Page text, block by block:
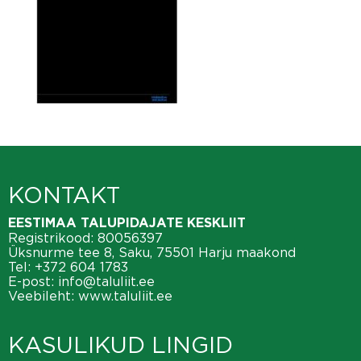
KONTAKT
EESTIMAA TALUPIDAJATE KESKLIIT
Registrikood: 80056397
Üksnurme tee 8, Saku, 75501 Harju maakond
Tel: +372 604 1783
E-post: info@taluliit.ee
Veebileht: www.taluliit.ee
KASULIKUD LINGID